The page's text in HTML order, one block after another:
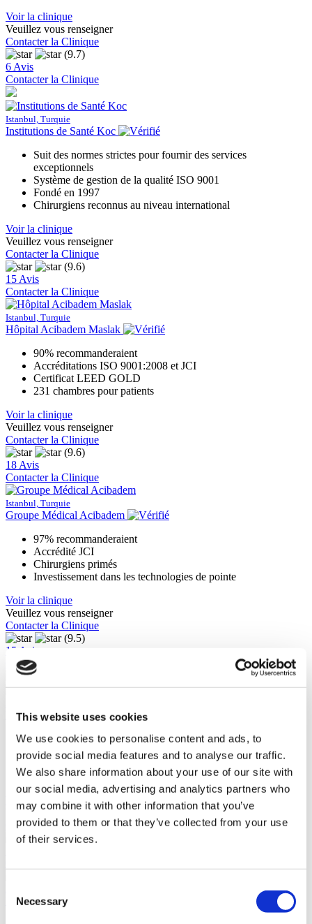
This website uses cookies
We use cookies to personalise content and ads, to
provide social media features and to analyse our traffic.
We also share information about your use of our site with
our social media, advertising and analytics partners who
may combine it with other information that you’ve
provided to them or that they’ve collected from your use
of their services.
Selection
Necessary
Voir la clinique
Veuillez vous renseigner
Contacter la Clinique
(9.7)
6 Avis
Contacter la Clinique
Istanbul, Turquie
Institutions de Santé Koc
Suit des normes strictes pour fournir des services
exceptionnels
Système de gestion de la qualité ISO 9001
Fondé en 1997
Chirurgiens reconnus au niveau international
Voir la clinique
Veuillez vous renseigner
Contacter la Clinique
(9.6)
15 Avis
Contacter la Clinique
Istanbul, Turquie
Hôpital Acibadem Maslak
90% recommanderaient
Accréditations ISO 9001:2008 et JCI
Certificat LEED GOLD
231 chambres pour patients
Voir la clinique
Veuillez vous renseigner
Contacter la Clinique
(9.6)
18 Avis
Contacter la Clinique
Istanbul, Turquie
Groupe Médical Acibadem
97% recommanderaient
Accrédité JCI
Chirurgiens primés
Investissement dans les technologies de pointe
Voir la clinique
Veuillez vous renseigner
Contacter la Clinique
(9.5)
15 Avis
Contacter la Clinique
Hôpital Universitaire Medipol Mega
L'un des plus grands hôpitaux de Turquie
Le premier complexe médical privé de Turquie
Consultations médicales en ligne
Voir la clinique
Veuillez vous renseigner
Contacter la Clinique
(9.9)
Hôpital Medical Park Gaziosmanpasa